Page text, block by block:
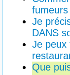
fumeurs
Je
DANS
Je peux
Que